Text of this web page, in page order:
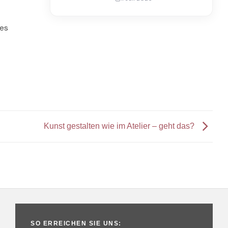
Kunst gestalten wie im Atelier – geht das?
SO ERREICHEN SIE UNS: